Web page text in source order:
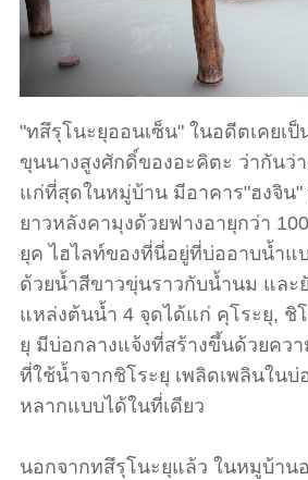
"ทสึรุโนะยุออนเซ็น" ในอดีตเคยเ
ขุนนางสูงศักดิ์ของอะคิตะ ว่ากันว่า
แก่ที่สุดในหมู่บ้าน มีอาคาร"ฮงจิน"
ยาวหลังคามุงด้วยฟางอายุกว่า
ยุค ไฮไลท์ของที่นี่อยู่ที่บ่ออาบน้ำแบ
ด้วยน้ำสีขาวขุ่นราวกับน้ำนม และ
แหล่งต้นน้ำ 4 จุดได้แก่ คุโระยุ, ชิ
ยุ มีบ่อกลางแจ้งที่สร้างขึ้นด้วยคว
ที่ใช้น้ำจากชิโระยุ เพลิดเพลินในบ่
หลากแบบได้ในที่เดียว
นอกจากทสึรุโนะยุแล้ว ในหมูบ้าน